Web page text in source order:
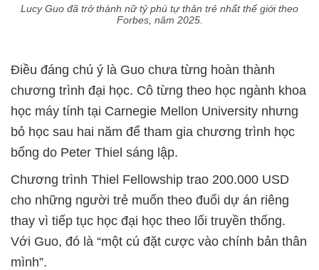
Lucy Guo đã trở thành nữ tỷ phú tự thân trẻ nhất thế giới theo
Forbes, năm 2025.
Điều đáng chú ý là Guo chưa từng hoàn thành
chương trình đại học. Cô từng theo học ngành khoa
học máy tính tại Carnegie Mellon University nhưng
bỏ học sau hai năm để tham gia chương trình học
bổng do Peter Thiel sáng lập.
Chương trình Thiel Fellowship trao 200.000 USD
cho những người trẻ muốn theo đuổi dự án riêng
thay vì tiếp tục học đại học theo lối truyền thống.
Với Guo, đó là “một cú đặt cược vào chính bản thân
mình”.